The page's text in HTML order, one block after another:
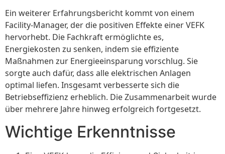
Ein weiterer Erfahrungsbericht kommt von einem
Facility-Manager, der die positiven Effekte einer VEFK
hervorhebt. Die Fachkraft ermöglichte es,
Energiekosten zu senken, indem sie effiziente
Maßnahmen zur Energieeinsparung vorschlug. Sie
sorgte auch dafür, dass alle elektrischen Anlagen
optimal liefen. Insgesamt verbesserte sich die
Betriebseffizienz erheblich. Die Zusammenarbeit wurde
über mehrere Jahre hinweg erfolgreich fortgesetzt.
Wichtige Erkenntnisse